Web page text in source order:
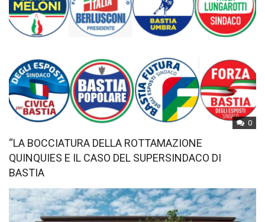
0
“LA BOCCIATURA DELLA ROTTAMAZIONE
QUINQUIES E IL CASO DEL SUPERSINDACO DI
BASTIA